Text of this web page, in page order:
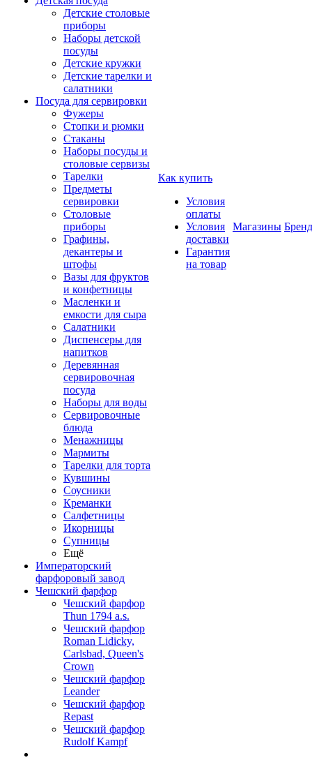
Детские столовые
приборы
Наборы детской
посуды
Детские кружки
Детские тарелки и
салатники
Посуда для сервировки
Фужеры
Стопки и рюмки
Стаканы
Наборы посуды и
столовые сервизы
Тарелки
Предметы
сервировки
Столовые
приборы
Графины,
декантеры и
штофы
Вазы для фруктов
и конфетницы
Масленки и
емкости для сыра
Салатники
Диспенсеры для
напитков
Деревянная
сервировочная
посуда
Наборы для воды
Сервировочные
блюда
Менажницы
Мармиты
Тарелки для торта
Кувшины
Соусники
Креманки
Салфетницы
Икорницы
Супницы
Ещё
Императорский
фарфоровый завод
Чешский фарфор
Чешский фарфор
Thun 1794 a.s.
Чешский фарфор
Roman Lidicky,
Carlsbad, Queen's
Crown
Чешский фарфор
Leander
Чешский фарфор
Repast
Чешский фарфор
Rudolf Kampf
Как купить
Условия
оплаты
Условия
доставки
Гарантия
на товар
Магазины